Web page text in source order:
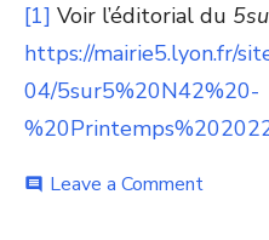
[1] Voir l’éditorial du
https://mairie5.lyon.fr/
04/5sur5%20N42%20-
comment Leave a Commenton